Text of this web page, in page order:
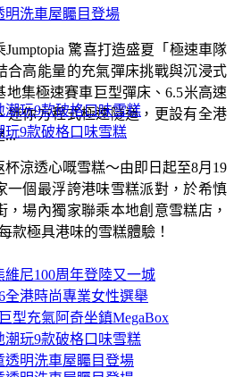
明洗車屋矚目登場
驚喜打造盛夏「極速車隊
合高能量的充氣彈床挑戰與沉浸式
地集極速賽車巨型彈床、6.5米高速
迷你方程式極速隧道，更設有全港
... 9款破格口味雪糕
涼透心嘅雪糕～由即日起至8月19
一個最浮誇港味雪糕派對，於希慎
，場內獨家聯乘本地創意雪糕店，
款極具港味的雪糕體驗！